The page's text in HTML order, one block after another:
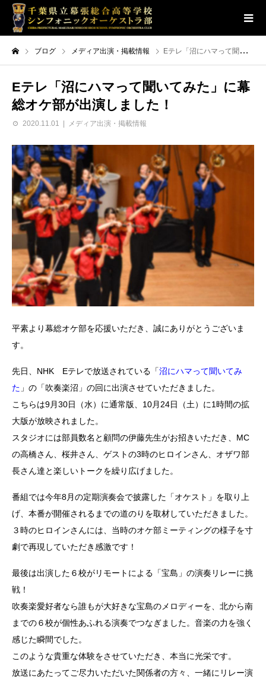
ブログ メディア出演・掲載情報 Eテレ「沼にハマって聞いてみた」に幕総オケ部が出演しました！
Eテレ「沼にハマって聞いてみた」に幕
総オケ部が出演しました！
2020.11.01 メディア出演・掲載情報
平素より幕総オケ部を応援いただき、誠にありがとうございま
す。
先日、NHK Eテレで放送されている「沼にハマって聞いてみ
た 」の「吹奏楽沼」の回に出演させていただきました。
こちらは9月30日（水）に通常版、10月24日（土）に1時間の拡
大版が放映されました。
スタジオには部員数名と顧問の伊藤先生がお招きいただき、MC
の高橋さん、桜井さん、ゲストの3時のヒロインさん、オザワ部
長さん達と楽しいトークを繰り広げました。
番組では今年8月の定期演奏会で披露した「オケスト」を取り上
げ、本番が開催されるまでの道のりを取材していただきました。
３時のヒロインさんには、当時のオケ部ミーティングの様子を寸
劇で再現していただき感激です！
最後は出演した６校がリモートによる「宝島」の演奏リレーに挑
戦！
吹奏楽愛好者なら誰もが大好きな宝島のメロディーを、北から南
までの６校が個性あふれる演奏でつなぎました。音楽の力を強く
感じた瞬間でした。
このような貴重な体験をさせていただき、本当に光栄です。
放送にあたってご尽力いただいた関係者の方々、一緒にリレー演